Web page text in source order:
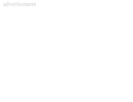
advertisement